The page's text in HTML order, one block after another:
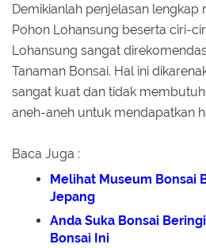
Demikianlah penjelasan lengkap
Pohon Lohansung beserta ciri-
Lohansung sangat
Tanaman Bonsai. Hal ini
sangat kuat dan tidak
aneh-aneh untuk mendapatkan
Baca Juga :
Melihat Museum Bonsai
Jepang
Anda Suka Bonsai
Bonsai Ini